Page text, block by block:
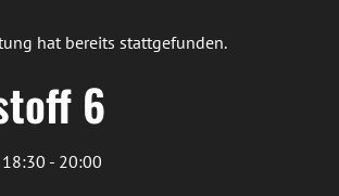
hat bereits stattgefunden.
6
- 20:00